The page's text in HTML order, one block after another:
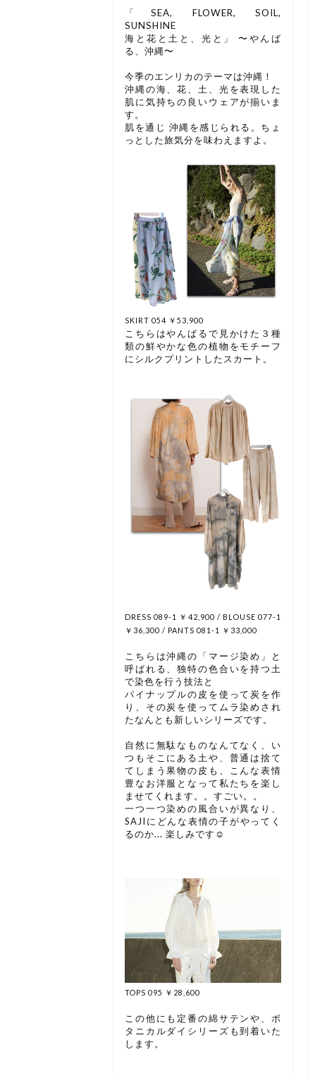
「SEA, FLOWER, SOIL,
SUNSHINE
海と花と土と、光と」 〜やんば
る、沖縄〜
今季のエンリカのテーマは沖縄！
沖縄の海、花、土、光を表現した
肌に気持ちの良いウェアが揃いま
す。
肌を通じ 沖縄を感じられる。ちょ
っとした旅気分を味わえますよ。
SKIRT 054 ￥53,900
こちらはやんばるで見かけた３種
類の鮮やかな色の植物をモチーフ
にシルクプリントしたスカート。
DRESS 089-1 ￥42,900 / BLOUSE 077-1
￥36,300 / PANTS 081-1 ￥33,000
こちらは沖縄の「マージ染め」と
呼ばれる、独特の色合いを持つ土
で染色を行う技法と
パイナップルの皮を使って炭を作
り、その炭を使ってムラ染めされ
たなんとも新しいシリーズです。
自然に無駄なものなんてなく、い
つもそこにある土や、普通は捨て
てしまう果物の皮も、こんな表情
豊なお洋服となって私たちを楽し
ませてくれます。。すごい。。
一つ一つ染めの風合いが異なり、
SAJIにどんな表情の子がやってく
るのか... 楽しみです☺︎
TOPS 095 ￥28,600
この他にも定番の綿サテンや、ボ
タニカルダイシリーズも到着いた
します。